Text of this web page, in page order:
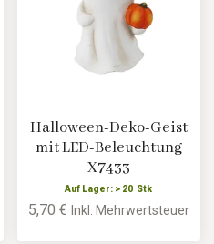
Halloween-Deko-Geist
mit LED-Beleuchtung
X7433
Auf Lager: > 20 Stk
5,70 € Inkl. Mehrwertsteuer